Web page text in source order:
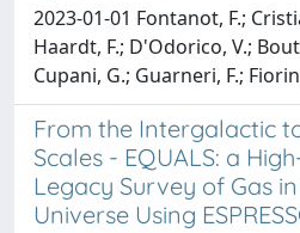
2023-01-01 Fontanot, F.;
Haardt, F.; D'Odorico, V.;
Cupani, G.; Guarneri, F.;
From the Intergalactic
Scales - EQUALS: a
Legacy Survey of Gas
Universe Using